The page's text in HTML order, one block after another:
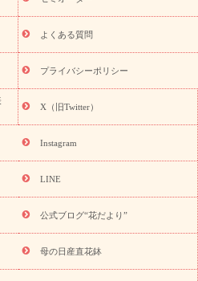
中元・暑中見舞い 花のギフト特集
プレゼント特集
老の日 花のおすすめランキング
敬
ゼント特集
敬老の日 花とセットギ
日の花 全てのギフト一覧
キャン
ィアンズ』コラボキャンペーン
ャンペーン
誕生日の花を探す
日フラワーギフト特集
花(リンドウ)
当日配達特急便 お祝い商品一覧
退院祝い・快気祝い
のお祝いフラワー
よくある質問
プライバシーポリシー
X（旧Twitter）
Instagram
LINE
公式ブログ“花だより”
母の日産直花鉢